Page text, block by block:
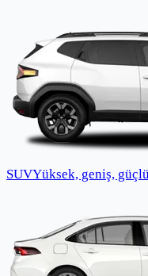
SUVYüksek, geniş, güçlü